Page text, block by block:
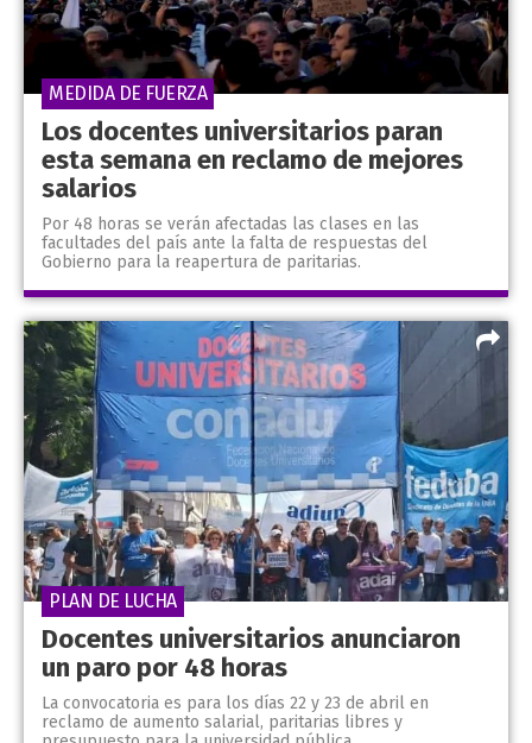
Los docentes universitarios paran
esta semana en reclamo de mejores
salarios
Por 48 horas se verán afectadas las clases en las
facultades del país ante la falta de respuestas del
Gobierno para la reapertura de paritarias.
MEDIDA DE FUERZA
Docentes universitarios anunciaron
un paro por 48 horas
La convocatoria es para los días 22 y 23 de abril en
reclamo de aumento salarial, paritarias libres y
PLAN DE LUCHA